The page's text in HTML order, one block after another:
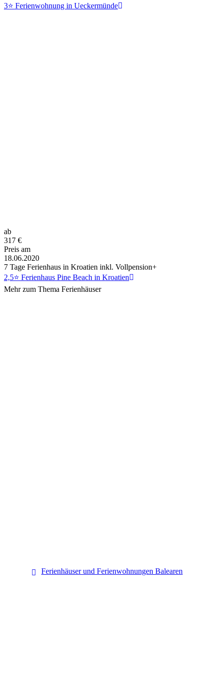
3⭐ Ferienwohnung in Ueckermünde
ab
317 €
Preis am
18.06.2020
7 Tage Ferienhaus in Kroatien inkl. Vollpension+
2,5⭐ Ferienhaus Pine Beach in Kroatien
Mehr zum Thema Ferienhäuser
Ferienhäuser und Ferienwohnungen Balearen